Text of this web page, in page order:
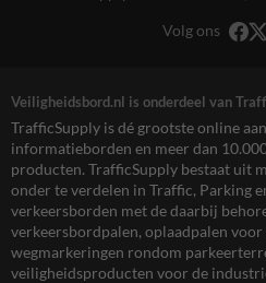
Volg ons
Veiligheidsbord.nl is onderdeel van
TrafficSupply is dé grootste online
informatieborden en meer dan
producten. TrafficSupply bestaat uit
onder te verdelen in Traffic, Parking
verkeersborden met de daarbij
verkeersbordpalen, oplaadpalen voor
wegmarkeringen rondom
veiligheidsproducten voor de